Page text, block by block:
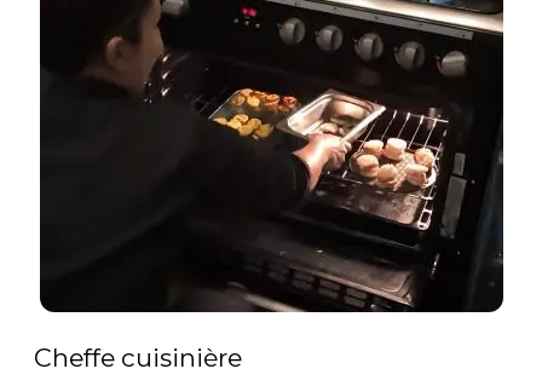
Cheffe cuisinière